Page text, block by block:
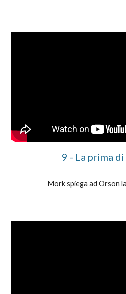
9 - La prima
Mork spiega ad Orson